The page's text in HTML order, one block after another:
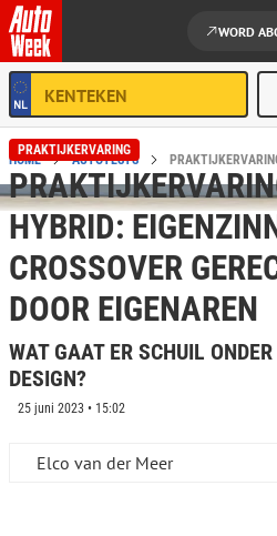
Ga naar de inhoud
WORD
HOME AUTOTESTS
PRAKTIJKERVARING
HYBRID:
CROSSOVER
DOOR EIGENAREN
WAT GAAT ER SCHUIL
DESIGN?
25 juni 2023 • 15:02
Elco van der Meer